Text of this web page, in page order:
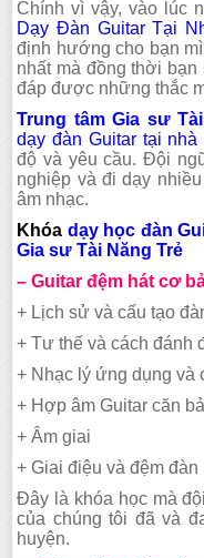
Chính vì vậy, vào lúc
Dạy Đàn Guitar Tại
định hướng cho bạn
nhất mà đồng thời
đáp được những thắc
Trung tâm Gia sư
dạy đàn Guitar tại nhà
độ và yêu cầu. Đội
nghiệp và đi dạy
âm nhạc.
Khóa dạy học đàn
Gia sư Tài Năng Trẻ
– Guitar đệm hát cơ
+ Lịch sử và cấu tạo
+ Tư thế và cách đánh
+ Nhạc lý ứng dụng và
+ Hợp âm Guitar căn
+ Âm giai
+ Giai điệu và đệm đàn
Đây là khóa học mà
của chúng tôi đã và
huyện.